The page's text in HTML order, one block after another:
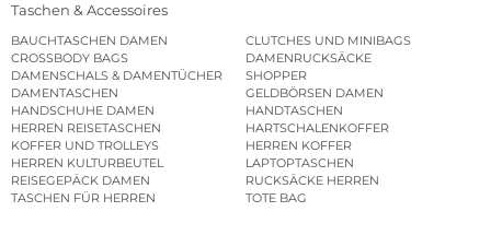
Taschen & Accessoires
BAUCHTASCHEN DAMEN
CLUTCHES UND MINIBAGS
CROSSBODY BAGS
DAMENRUCKSÄCKE
DAMENSCHALS & DAMENTÜCHER
SHOPPER
DAMENTASCHEN
GELDBÖRSEN DAMEN
HANDSCHUHE DAMEN
HANDTASCHEN
HERREN REISETASCHEN
HARTSCHALENKOFFER
KOFFER UND TROLLEYS
HERREN KOFFER
HERREN KULTURBEUTEL
LAPTOPTASCHEN
REISEGEPÄCK DAMEN
RUCKSÄCKE HERREN
TASCHEN FÜR HERREN
TOTE BAG